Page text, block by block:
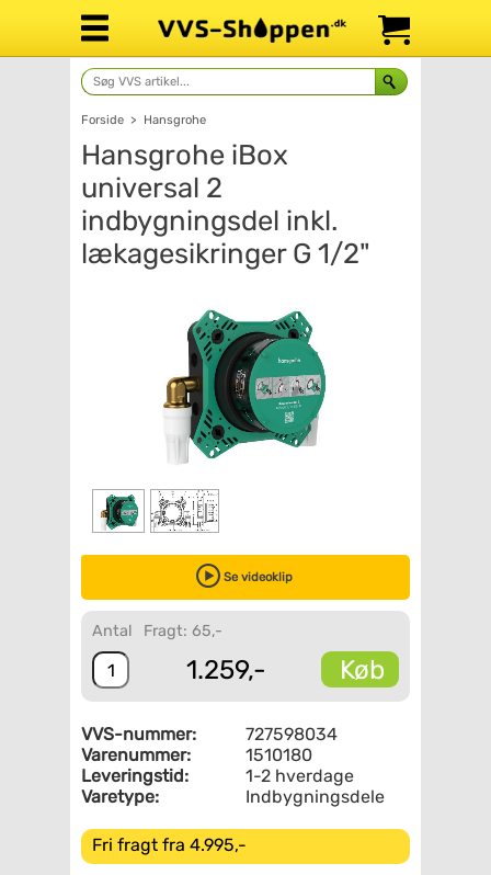
Forside > Hansgrohe
Hansgrohe iBox
universal 2
indbygningsdel inkl.
lækagesikringer G 1/2"
Se videoklip
Antal Fragt: 65,-
1.259,- Køb
VVS-nummer:
727598034
Varenummer:
1510180
Leveringstid:
1-2 hverdage
Varetype:
Indbygningsdele
Fri fragt fra 4.995,-